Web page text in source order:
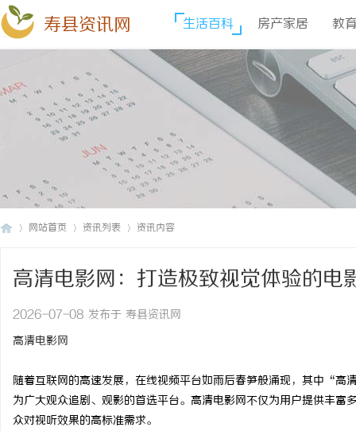
寿县资讯网 生活百科 房产家居 教
网站首页 资讯列表 资讯内容
高清电影网：打造极致视觉体验的电
2026-07-08 发布于 寿县资讯网
高清电影网
随着互联网的高速发展，在线视频平台如雨后春笋般涌现，其中“
为广大观众追剧、观影的首选平台。高清电影网不仅为用户提供丰
众对视听效果的高标准需求。